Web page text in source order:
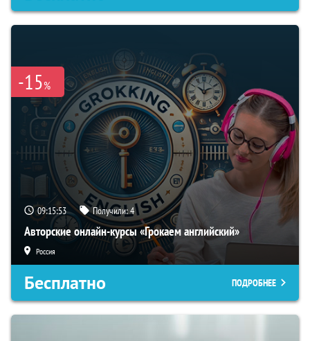
-15%
09:15:52 Получили:4
Авторские онлайн-курсы «Грокаем английский»
Россия
Бесплатно ПОДРОБНЕЕ